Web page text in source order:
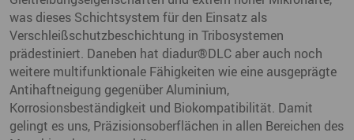
was dieses Schichtsystem für den Einsatz als
Verschleißschutzbeschichtung in Tribosystemen
prädestiniert. Daneben hat diadur®DLC aber auch noch
weitere multifunktionale Fähigkeiten wie eine ausgeprägte
Antihaftneigung gegenüber Aluminium,
Korrosionsbeständigkeit und Biokompatibilität. Damit
gelingt es uns, Präzisionsoberflächen in allen Bereichen des